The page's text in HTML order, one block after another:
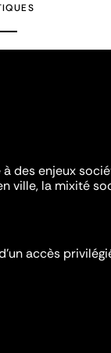
des enjeux
ville, la mixité
accès